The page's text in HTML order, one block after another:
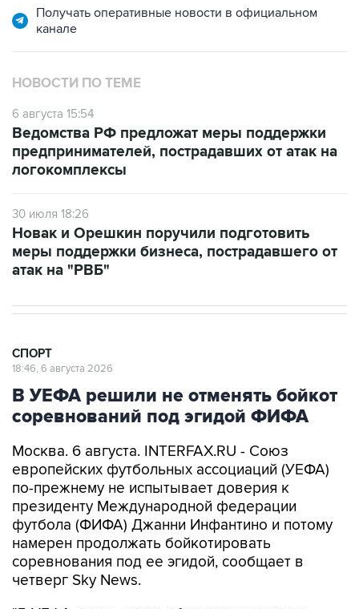
Получать оперативные новости в официальном
канале
НОВОСТИ ПО ТЕМЕ
6 августа 15:54
Ведомства РФ предложат меры поддержки
предпринимателей, пострадавших от атак на
логокомплексы
30 июля 18:26
Новак и Орешкин поручили подготовить
меры поддержки бизнеса, пострадавшего от
атак на "РВБ"
СПОРТ
18:46, 6 августа 2026
В УЕФА решили не отменять бойкот
соревнований под эгидой ФИФА
Москва. 6 августа. INTERFAX.RU - Союз
европейских футбольных ассоциаций (УЕФА)
по-прежнему не испытывает доверия к
президенту Международной федерации
футбола (ФИФА) Джанни Инфантино и потому
намерен продолжать бойкотировать
соревнования под ее эгидой, сообщает в
четверг Sky News.